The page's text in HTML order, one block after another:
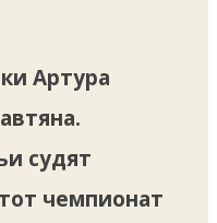
Артура
судят
чемпионат